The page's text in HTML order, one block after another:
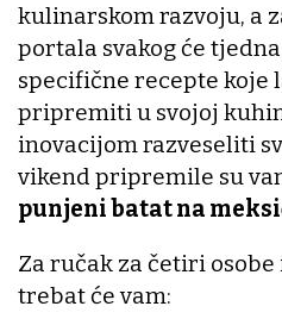
kulinarskom razvoju, a
portala svakog će
specifične recepte koje
pripremiti u svojoj
inovacijom razveseliti
vikend pripremile su
punjeni batat na
Za ručak za četiri
trebat će vam: